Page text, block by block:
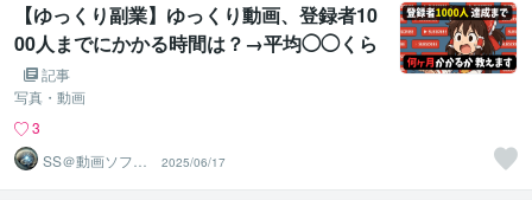
【ゆっくり副業】ゆっくり動画、登録者10
00人までにかかる時間は？→平均◯◯くら
いかかります！目標達成を早める「ジャン
ル選び」と「3つの基本」も解説します
記事
写真・動画
3
SS＠動画ソフト
ウェアエンジニ
ア
2025/06/17